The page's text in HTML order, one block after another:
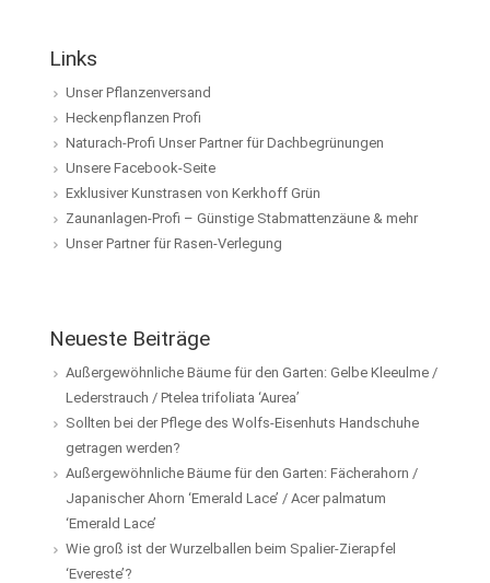
Links
Unser Pflanzenversand
Heckenpflanzen Profi
Naturach-Profi Unser Partner für Dachbegrünungen
Unsere Facebook-Seite
Exklusiver Kunstrasen von Kerkhoff Grün
Zaunanlagen-Profi – Günstige Stabmattenzäune & mehr
Unser Partner für Rasen-Verlegung
Neueste Beiträge
Außergewöhnliche Bäume für den Garten: Gelbe Kleeulme /
Lederstrauch / Ptelea trifoliata ‘Aurea’
Sollten bei der Pflege des Wolfs-Eisenhuts Handschuhe
getragen werden?
Außergewöhnliche Bäume für den Garten: Fächerahorn /
Japanischer Ahorn ‘Emerald Lace’ / Acer palmatum
‘Emerald Lace’
Wie groß ist der Wurzelballen beim Spalier-Zierapfel
‘Evereste’?